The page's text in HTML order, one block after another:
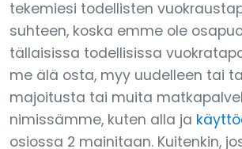
tekemiesi todellisten
suhteen, koska emme ole
tällaisissa todellisissa
me älä osta, myy uudelleen tai
majoitusta tai muita
nimissämme, kuten alla ja
osiossa 2 mainitaan. Kuitenkin,